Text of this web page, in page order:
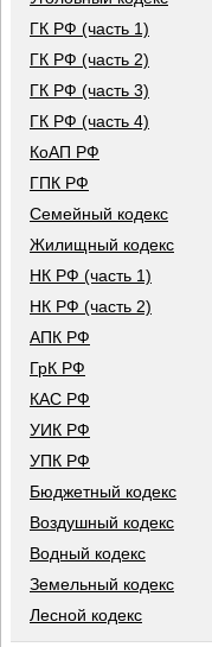
ГК РФ (часть 1)
ГК РФ (часть 2)
ГК РФ (часть 3)
ГК РФ (часть 4)
КоАП РФ
ГПК РФ
Семейный кодекс
Жилищный кодекс
НК РФ (часть 1)
НК РФ (часть 2)
АПК РФ
ГрК РФ
КАС РФ
УИК РФ
УПК РФ
Бюджетный кодекс
Воздушный кодекс
Водный кодекс
Земельный кодекс
Лесной кодекс